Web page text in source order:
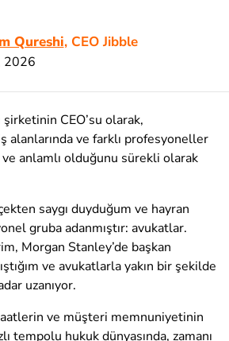
Qureshi, CEO Jibble
2026
şirketinin CEO’su olarak,
alanlarında ve farklı profesyoneller
anlamlı olduğunu sürekli olarak
saygı duyduğum ve hayran
gruba adanmıştır: avukatlar.
Morgan Stanley’de başkan
ve avukatlarla yakın bir şekilde
uzanıyor.
ve müşteri memnuniyetinin
tempolu hukuk dünyasında, zamanı